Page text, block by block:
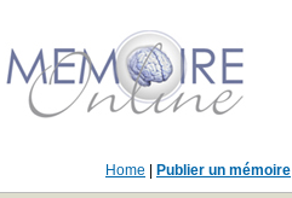
Home Publier un mémoire